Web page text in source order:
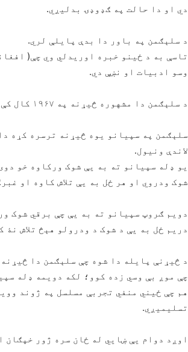
دي او دا حالت په ګډوډۍ بدلیږي.
د سلېګمن په باور دا بدې پایلې لري.
تاسې به د ځینو خبره اوریدلي وي چې(
وسو ادبیات او نښې دي.
د سلېګمن دا مشهوره څیړنه په ۱۹۶۷ کال کې مطرح شوه.
سلېګمن په سپیانو یوه څیړنه ترسره کړه
لاندې ونیول.
یو ډله سپیانو ته به یې شوک ورکاوه خو
شوک ودروي او هر ځل به یې تلاش کاوه او
دویم ګروپ سپیانو ته به یې چې برقي شوک
دریم ځل به یې د شوک د ودرولو هېڅ تلاش
د څیړنې پایله دا شوه چې سلېګمن دا
چې موږ بې وسي زده کوو؛ لکه دویمه ډله
هم چې ځیني منفي تجربې مسلسل په ژوند
تسلیمیږي.
اوږد دوام یې ښایي له ځان سره ژور خپګان